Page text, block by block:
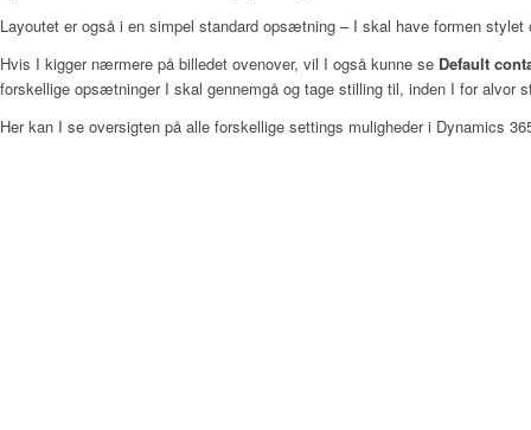
Layoutet er også i en simpel standard opsætning – I skal have formen
Hvis I kigger nærmere på billedet ovenover, vil I også kunne se Default
forskellige opsætninger I skal gennemgå og tage stilling til, inden I for alvor
Her kan I se oversigten på alle forskellige settings muligheder i Dynamics